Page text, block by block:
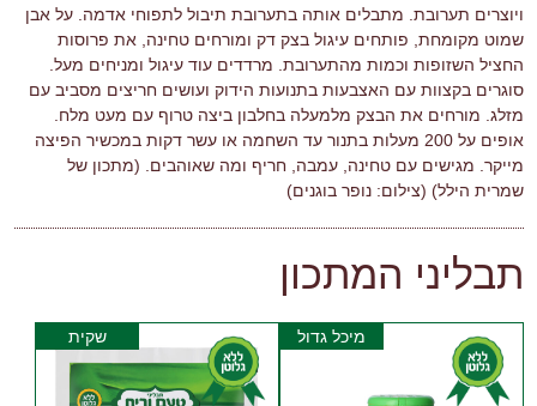
ויוצרים תערובת. מתבלים אותה בתערובת תיבול לתפוחי אדמה. על אבן
שמוט מקומחת, פותחים עיגול בצק דק ומורחים טחינה, את פרוסות
החציל השזופות וכמות מהתערובת. מרדדים עוד עיגול ומניחים מעל.
סוגרים בקצוות עם האצבעות בתנועות הידוק ועושים חריצים מסביב עם
מזלג. מורחים את הבצק מלמעלה בחלבון ביצה טרוף עם מעט מלח.
אופים על 200 מעלות בתנור עד השחמה או עשר דקות במכשיר הפיצה
מייקר. מגישים עם טחינה, עמבה, חריף ומה שאוהבים. (מתכון של
שמרית הילל) (צילום: נופר בוגנים)
תבליני המתכון
מיכל גדול שקית